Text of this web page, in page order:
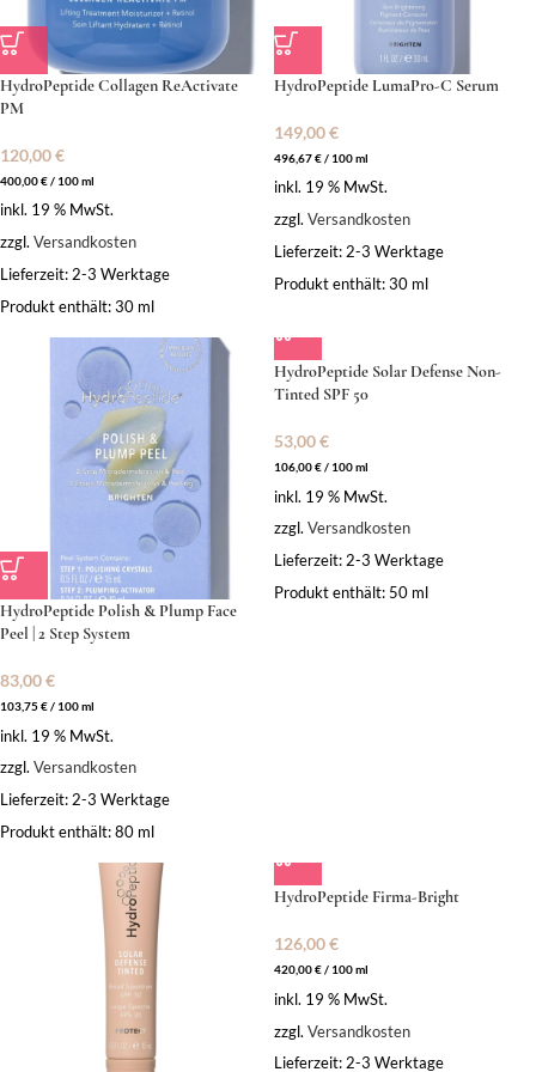
HydroPeptide Collagen ReActivate
PM
120,00€
400,00€/ 100ml
inkl. 19 % MwSt.
zzgl. Versandkosten
Lieferzeit: 2-3 Werktage
Produkt enthält: 30 ml
HydroPeptide LumaPro-C Serum
149,00€
496,67€/ 100ml
inkl. 19 % MwSt.
zzgl. Versandkosten
Lieferzeit: 2-3 Werktage
Produkt enthält: 30 ml
HydroPeptide Polish & Plump Face
Peel | 2 Step System
83,00€
103,75€/ 100ml
inkl. 19 % MwSt.
zzgl. Versandkosten
Lieferzeit: 2-3 Werktage
Produkt enthält: 80 ml
HydroPeptide Solar Defense Non-
Tinted SPF 50
53,00€
106,00€/ 100ml
inkl. 19 % MwSt.
zzgl. Versandkosten
Lieferzeit: 2-3 Werktage
Produkt enthält: 50 ml
HydroPeptide Firma-Bright
126,00€
420,00€/ 100ml
inkl. 19 % MwSt.
zzgl. Versandkosten
Lieferzeit: 2-3 Werktage